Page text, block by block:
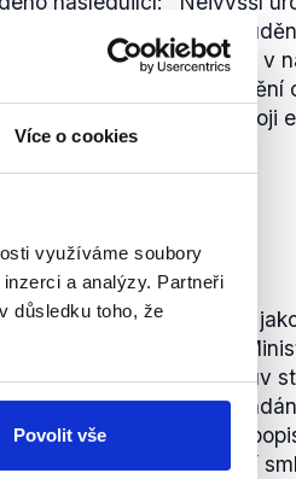
Více o cookies
využíváme soubory
a analýzy. Partneři
důsledku toho, že
Povolit vše
a SO2 ve dnech s
na stanici Bohumín, tedy v
že úroveň znečištění
výrazně ovlivňována zdroji
informací hodnocen
června 2007 připravilo
(.doc)"Uzavřených smluv
řízení na
před privatizací".
Ta
uvádí, že realizační